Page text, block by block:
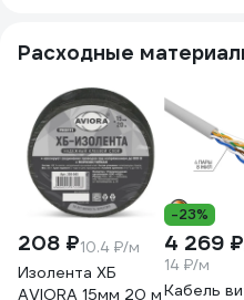
Расходные
208 ₽10.4 ₽/м
Изолента ХБ
AVIORA 15мм 20 м
-23%
4 269 ₽
14 ₽/м
Кабель